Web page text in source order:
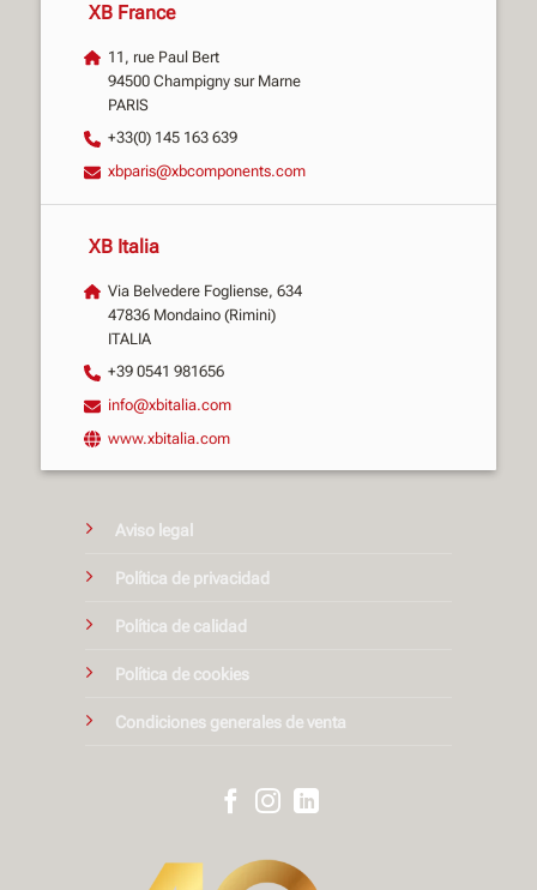
XB France
11, rue Paul Bert
94500 Champigny sur Marne
PARIS
+33(0) 145 163 639
xbparis@xbcomponents.com
XB Italia
Via Belvedere Fogliense, 634
47836 Mondaino (Rimini)
ITALIA
+39 0541 981656
info@xbitalia.com
www.xbitalia.com
Aviso legal
Política de privacidad
Política de calidad
Política de cookies
Condiciones generales de venta